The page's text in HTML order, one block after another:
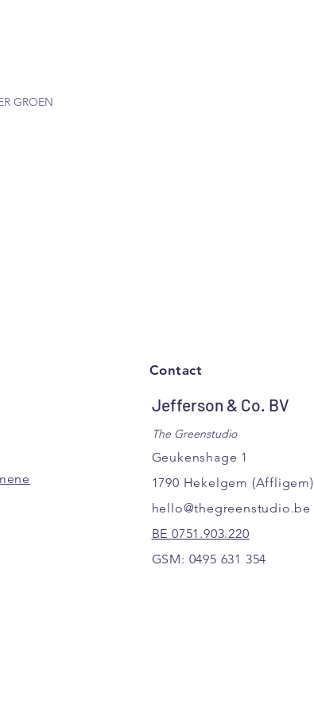
GROEN
Contact
Jefferson & Co. BV
The Greenstudio
Geukenshage 1
1790 Hekelgem (Affligem)
hello@thegreenstudio.be
BE 0751.903.220
GSM: 0495 631 354